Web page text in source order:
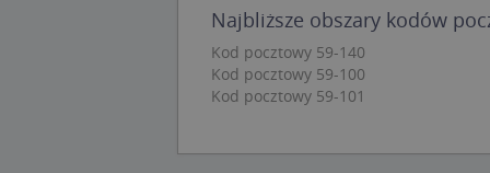
Najbliższe obszary kodów
Kod pocztowy 59-140
Kod pocztowy 59-100
Kod pocztowy 59-101
Nazwa